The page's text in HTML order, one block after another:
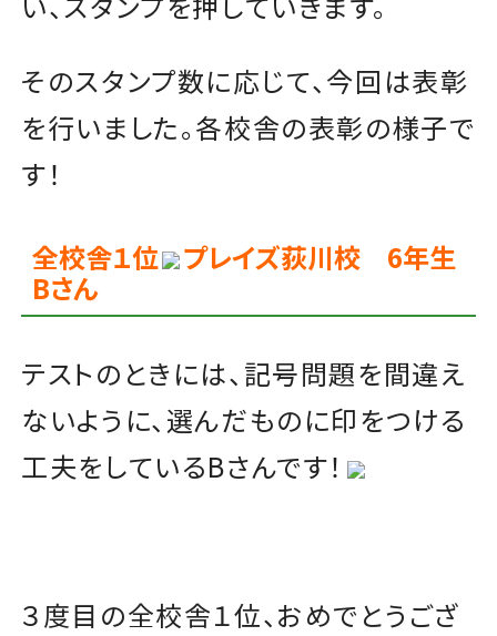
そのスタンプ数に応じて、今回は表彰
を行いました。各校舎の表彰の様子で
す！
全校舎１位
プレイズ荻川校 6年生
Bさん
テストのときには、記号問題を間違え
ないように、選んだものに印をつける
工夫をしているBさんです！
３度目の全校舎１位、おめでとうござ